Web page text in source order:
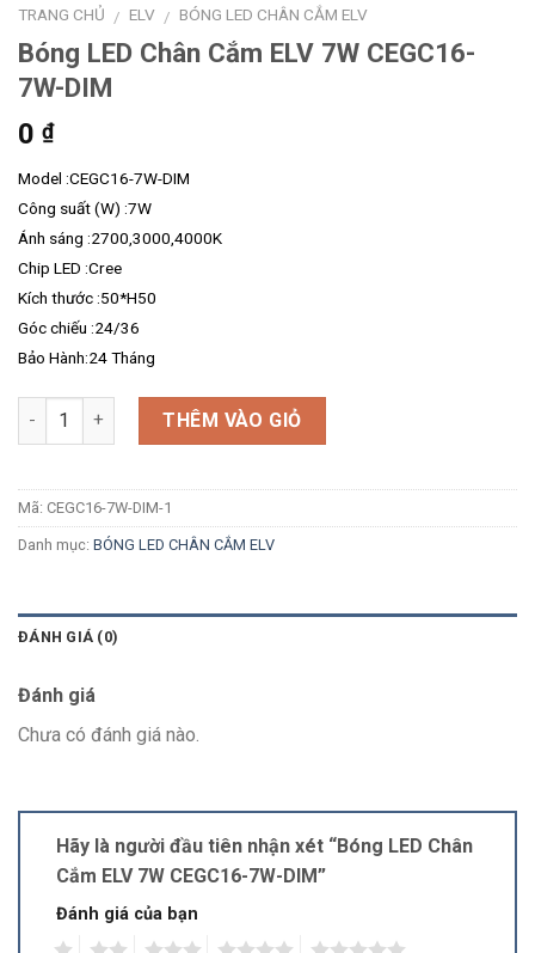
TRANG CHỦ / ELV / BÓNG LED CHÂN CẮM ELV
Bóng LED Chân Cắm ELV 7W CEGC16-
7W-DIM
0 ₫
Model :CEGC16-7W-DIM
Công suất (W) :7W
Ánh sáng :2700,3000,4000K
Chip LED :Cree
Kích thước :50*H50
Góc chiếu :24/36
Bảo Hành:24 Tháng
Số lượng THÊM VÀO GIỎ
Mã: CEGC16-7W-DIM-1
Danh mục: BÓNG LED CHÂN CẮM ELV
ĐÁNH GIÁ (0)
Đánh giá
Chưa có đánh giá nào.
Hãy là người đầu tiên nhận xét “Bóng LED Chân
Cắm ELV 7W CEGC16-7W-DIM”
Đánh giá của bạn